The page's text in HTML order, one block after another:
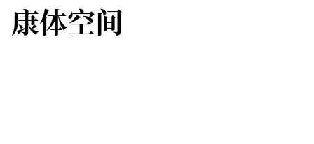
康体空间